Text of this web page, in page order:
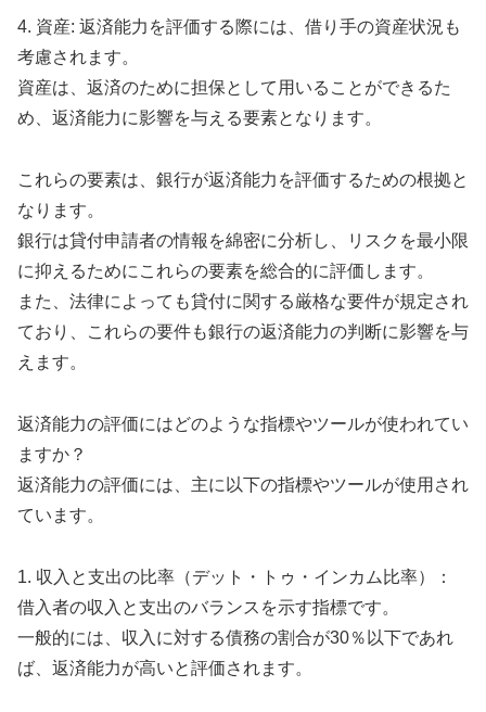
4. 資産: 返済能力を評価する際には、借り手の資産状況も
考慮されます。
資産は、返済のために担保として用いることができるた
め、返済能力に影響を与える要素となります。
これらの要素は、銀行が返済能力を評価するための根拠と
なります。
銀行は貸付申請者の情報を綿密に分析し、リスクを最小限
に抑えるためにこれらの要素を総合的に評価します。
また、法律によっても貸付に関する厳格な要件が規定され
ており、これらの要件も銀行の返済能力の判断に影響を与
えます。
返済能力の評価にはどのような指標やツールが使われてい
ますか？
返済能力の評価には、主に以下の指標やツールが使用され
ています。
1. 収入と支出の比率（デット・トゥ・インカム比率）：
借入者の収入と支出のバランスを示す指標です。
一般的には、収入に対する債務の割合が30％以下であれ
ば、返済能力が高いと評価されます。